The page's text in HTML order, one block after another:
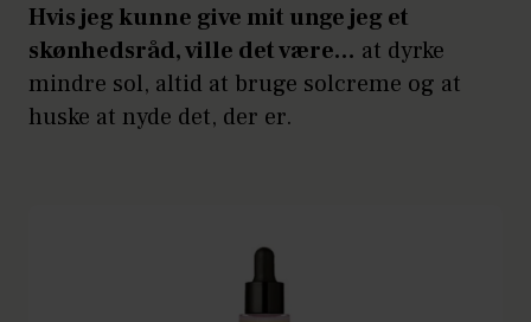
Hvis jeg kunne give mit unge jeg et
skønhedsråd, ville det være… at dyrke
mindre sol, altid at bruge solcreme og at
huske at nyde det, der er.